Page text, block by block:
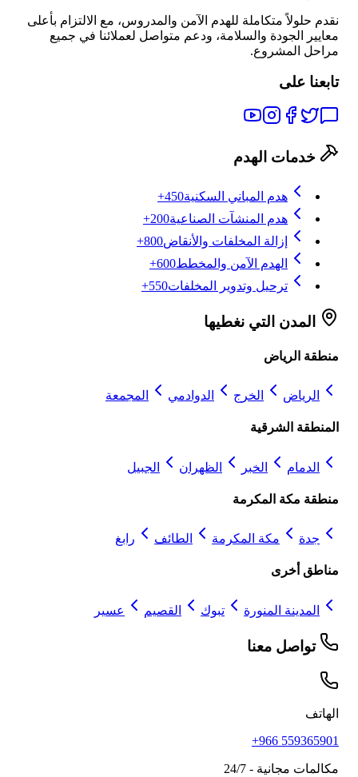
نقدم حلولاً متكاملة للهدم الآمن والمدروس، مع الالتزام بأعلى
معايير الجودة والسلامة، ودعم متواصل لعملائنا في جميع
مراحل المشروع.
تابعنا على
خدمات الهدم
هدم المباني السكنية450+
هدم المنشآت الصناعية200+
إزالة المخلفات والأنقاض800+
الهدم الآمن والمخطط600+
ترحيل وتدوير المخلفات550+
المدن التي نغطيها
منطقة الرياض
الرياض الخرج الدوادمي المجمعة
المنطقة الشرقية
الدمام الخبر الظهران الجبيل
منطقة مكة المكرمة
جدة مكة المكرمة الطائف رابغ
مناطق أخرى
المدينة المنورة تبوك القصيم عسير
تواصل معنا
الهاتف
+966 559365901
مكالمات مجانية - 24/7